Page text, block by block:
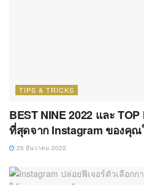
TIPS & TRICKS
BEST NINE 2022 และ
ที่สุดจาก Instagram ของคุณ
26 ธันวาคม 2022